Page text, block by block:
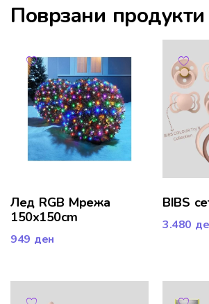
Поврзани продукти
Лед RGB Мрежа
150x150cm
949 ден
BIBS
3.480